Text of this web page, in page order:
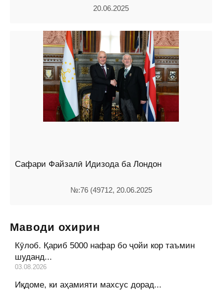
20.06.2025
Сафари Файзалӣ Идизода ба Лондон
№:76 (49712, 20.06.2025
Маводи охирин
Кӯлоб. Қариб 5000 нафар бо ҷойи кор таъмин
шуданд...
03.08.2026
Иқдоме, ки аҳамияти махсус дорад...